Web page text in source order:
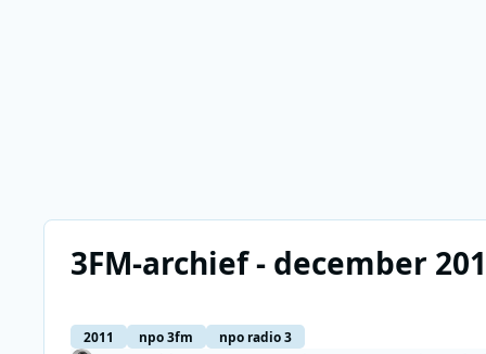
3FM-archief - december
2011 npo 3fm npo radio 3